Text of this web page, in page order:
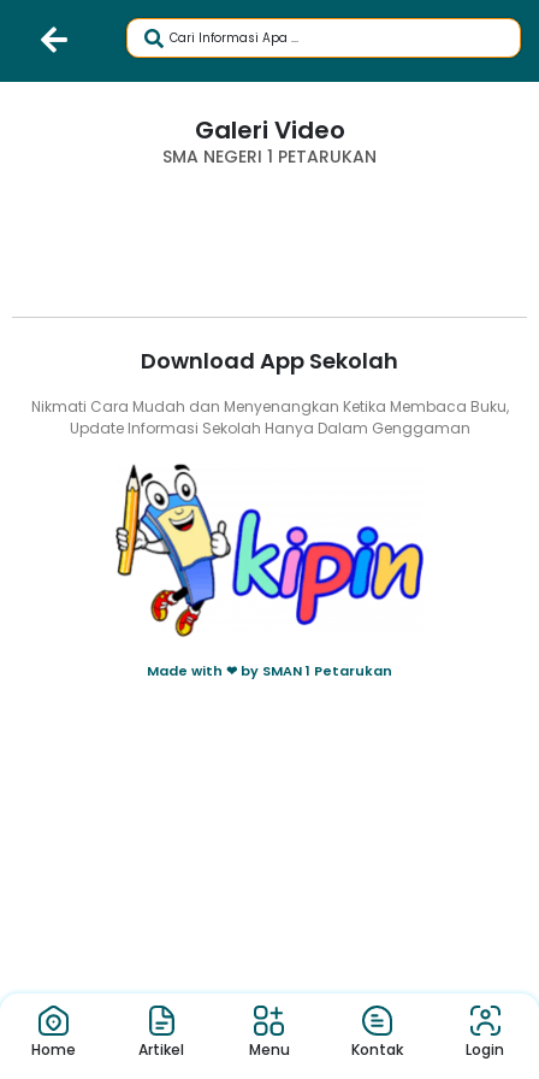
Galeri Video
SMA NEGERI 1 PETARUKAN
Download App Sekolah
Nikmati Cara Mudah dan Menyenangkan Ketika Membaca Buku,
Update Informasi Sekolah Hanya Dalam Genggaman
Made with ❤ by SMAN 1 Petarukan
Home Artikel Menu Kontak Login